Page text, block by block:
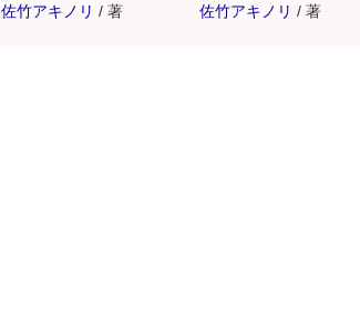
佐竹アキノリ / 著 佐竹アキノリ / 著